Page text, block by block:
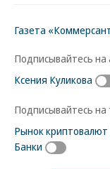
Газета
Подписывайтесь на
Ксения Куликова
Подписывайтесь
Рынок криптовалют
Банки